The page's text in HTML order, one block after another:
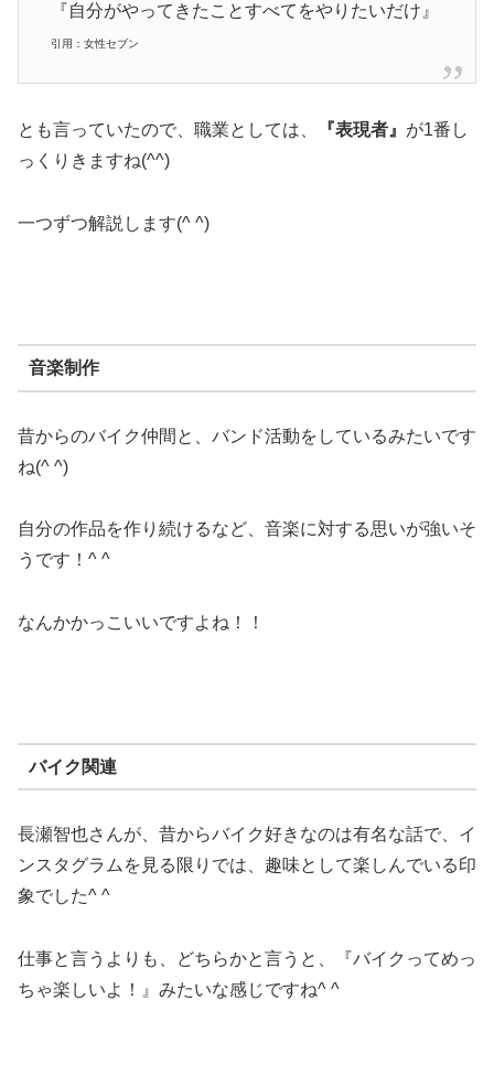
『自分がやってきたことすべてをやりたいだけ』
引用：女性セブン
とも言っていたので、職業としては、 『表現者』 が1番し
っくりきますね(^^)
一つずつ解説します(^ ^)
音楽制作
昔からのバイク仲間と、バンド活動をしているみたいです
ね(^ ^)
自分の作品を作り続けるなど、音楽に対する思いが強いそ
うです！^ ^
なんかかっこいいですよね！！
バイク関連
長瀬智也さんが、昔からバイク好きなのは有名な話で、イ
ンスタグラムを見る限りでは、趣味として楽しんでいる印
象でした^ ^
仕事と言うよりも、どちらかと言うと、『バイクってめっ
ちゃ楽しいよ！』みたいな感じですね^ ^